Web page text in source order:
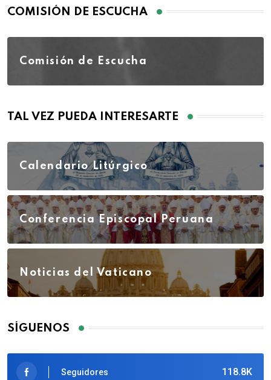
COMISIÓN DE ESCUCHA
Comisión de Escucha
TAL VEZ PUEDA INTERESARTE
Calendario Litúrgico
Conferencia Episcopal Peruana
Noticias del Vaticano
SÍGUENOS
118.8K
Seguidores